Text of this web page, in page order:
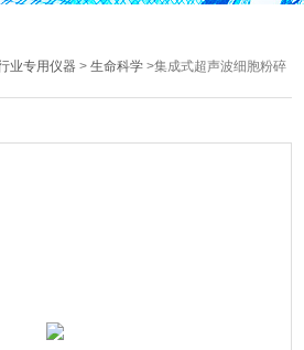
业专用仪器 >生命科学 >集成式超声波细胞粉碎